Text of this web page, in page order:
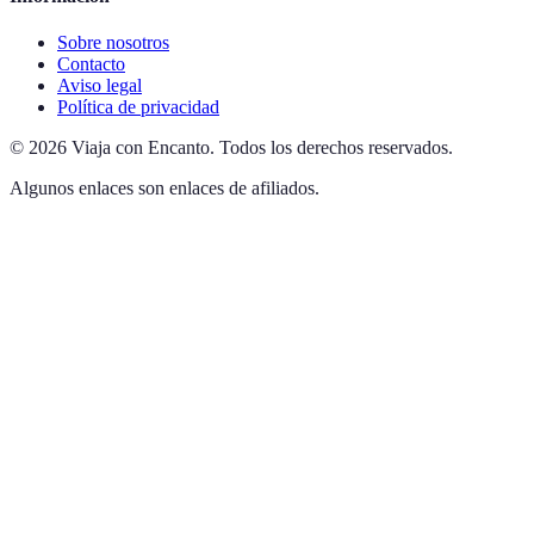
Sobre nosotros
Contacto
Aviso legal
Política de privacidad
© 2026 Viaja con Encanto. Todos los derechos reservados.
Algunos enlaces son enlaces de afiliados.